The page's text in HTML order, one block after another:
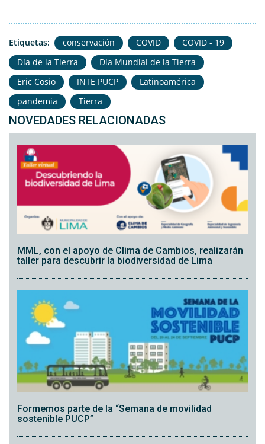
Etiquetas: conservación COVID
COVID - 19
Día de la Tierra
Día Mundial de la Tierra
Eric Cosio
INTE PUCP
Latinoamérica
pandemia
Tierra
NOVEDADES RELACIONADAS
MML, con el apoyo de Clima de Cambios, realizarán
taller para descubrir la biodiversidad de Lima
Formemos parte de la “Semana de movilidad
sostenible PUCP”